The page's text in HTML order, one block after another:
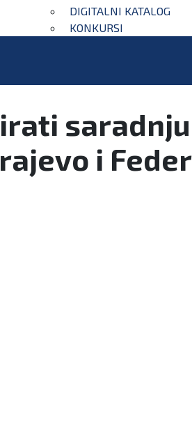
DIGITALNI KATALOG
KONKURSI
i